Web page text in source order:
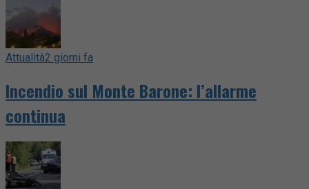
Attualità2 giorni fa
Incendio sul Monte Barone: l’allarme
continua